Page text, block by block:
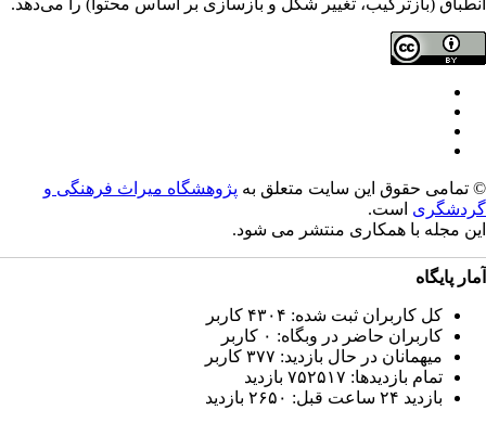
(بازترکیب، تغییر شکل و بازسازی بر اساس محتوا) را می‌دهد.
تمامی حقوق این سایت متعلق بهپژوهشگاه میراث فرهنگی و
است.
مجله با همکاریمنتشر می شود.
پایگاه
کل کاربران ثبت شده: ۴۳۰۴ کاربر
کاربران حاضر در وبگاه: ۰ کاربر
میهمانان در حال بازدید: ۳۷۷ کاربر
تمام بازدید‌ها: ۷۵۲۵۱۷ بازدید
بازدید ۲۴ ساعت قبل: ۲۶۵۰ بازدید